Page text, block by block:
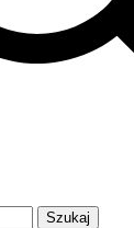
Szukaj